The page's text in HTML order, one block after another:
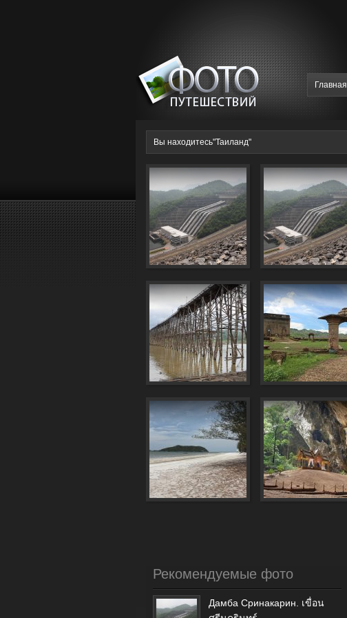
Главная
Вы находитесь"Таиланд"
Рекомендуемые фото
Дамба Сринакарин. เขื่อน